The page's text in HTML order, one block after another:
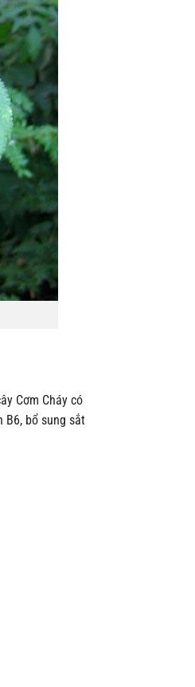
Cơm Cháy có
B6, bổ sung sắt